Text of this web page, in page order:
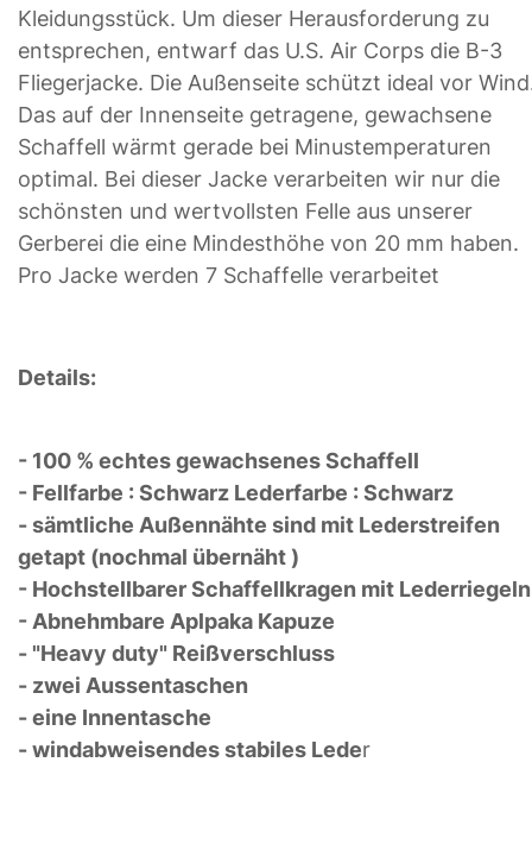
Kleidungsstück. Um dieser Herausforderung zu
entsprechen, entwarf das U.S. Air Corps die B-3
Fliegerjacke. Die Außenseite schützt ideal vor
Das auf der Innenseite getragene, gewachsene
Schaffell wärmt gerade bei Minustemperaturen
optimal. Bei dieser Jacke verarbeiten wir nur die
schönsten und wertvollsten Felle aus unserer
Gerberei die eine Mindesthöhe von 20 mm haben.
Pro Jacke werden 7 Schaffelle verarbeitet
Details:
- 100 % echtes gewachsenes Schaffell
- Fellfarbe : Schwarz Lederfarbe : Schwarz
- sämtliche Außennähte sind mit Lederstreifen
getapt (nochmal übernäht )
- Hochstellbarer Schaffellkragen mit Lederriegeln
- Abnehmbare Aplpaka Kapuze
- "Heavy duty" Reißverschluss
- zwei Aussentaschen
- eine Innentasche
- windabweisendes stabiles Leder